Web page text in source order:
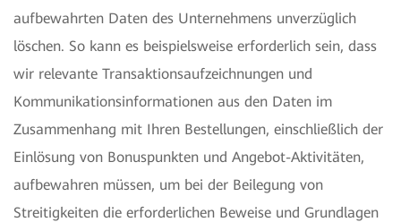
aufbewahrten Daten des Unternehmens unverzüglich
löschen. So kann es beispielsweise erforderlich sein, dass
wir relevante Transaktionsaufzeichnungen und
Kommunikationsinformationen aus den Daten im
Zusammenhang mit Ihren Bestellungen, einschließlich der
Einlösung von Bonuspunkten und Angebot-Aktivitäten,
aufbewahren müssen, um bei der Beilegung von
Streitigkeiten die erforderlichen Beweise und Grundlagen